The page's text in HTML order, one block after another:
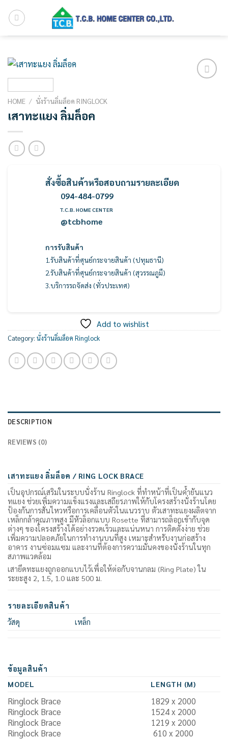
HOME / นั่งร้านลิ่มล็อค RINGLOCK
เสาทะแยง ลิ่มล็อค
สั่งซื้อสินค้าหรือสอบถามรายละเอียด
094-484-0799
T.C.B. HOME CENTER
@tcbhome
การรับสินค้า
1.รับสินค้าที่ศุนย์กระจายสินค้า (ปทุมธานี)
2.รับสินค้าที่ศุนย์กระจายสินค้า (สุวรรณภูมื)
3.บริการรถจัดส่ง (ทั่วประเทศ)
Add to wishlist
Category: นั่งร้านลิ่มล็อค Ringlock
DESCRIPTION
REVIEWS (0)
เสาทะแยง ลิ่มล็อค / RING LOCK BRACE
เป็นอุปกรณ์เสริมในระบบนั่งร้าน Ringlock ที่ทำหน้าที่เป็นค้ำยันแนว
ทแยง ช่วยเพิ่มความแข็งแรงและเสถียรภาพให้กับโครงสร้างนั่งร้านโดย
ป้องกันการสั่นไหวหรือการเคลื่อนตัวในแนวราบ ตัวเสาทะแยงผลิตจาก
เหล็กกล้าคุณภาพสูง มีหัวล็อกแบบ Rosette ที่สามารถล็อกเข้ากับจุด
ต่างๆ ของโครงสร้างได้อย่างรวดเร็วและแน่นหนา การติดตั้งง่าย ช่วย
เพิ่มความปลอดภัยในการทำงานบนที่สูง เหมาะสำหรับงานก่อสร้าง
อาคาร งานซ่อมแซม และงานที่ต้องการความมั่นคงของนั่งร้านในทุก
สภาพแวดล้อม
เสายึดทะแยงถูกออกแบบไว้เพื่อให้ต่อกับจานกลม (Ring Plate) ใน
ระยะสูง 2, 1.5, 1.0 และ 500 ม.
รายละเอียดสินค้า
วัสดุ
เหล็ก
ข้อมูลสินค้า
MODEL
LENGTH (M)
Ringlock Brace
Ringlock Brace
Ringlock Brace
Ringlock Brace
1829 x 2000
1524 x 2000
1219 x 2000
610 x 2000